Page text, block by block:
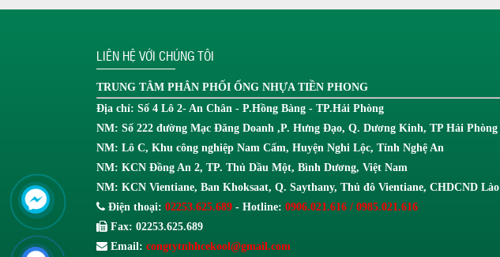
LIÊN HỆ VỚI CHÚNG TÔI
TRUNG TÂM PHÂN PHỐI ỐNG NHỰA TIỀN PHONG
Địa chỉ: Số 4 Lô 2- An Chân - P.Hồng Bàng - TP.Hải Phòng
NM: Số 222 đường Mạc Đăng Doanh ,P. Hưng Đạo, Q. Dương Kinh, TP Hải Phòng
NM: Lô C, Khu công nghiệp Nam Cấm, Huyện Nghi Lộc, Tỉnh Nghệ An
NM: KCN Đồng An 2, TP. Thủ Dầu Một, Bình Dương, Việt Nam
NM: KCN Vientiane, Ban Khoksaat, Q. Saythany, Thủ đô Vientiane, CHDCND Lào
Điện thoại: 02253.625.689 - Hotline: 0906.021.616 / 0985.021.616
Fax: 02253.625.689
Email: congtytnhhcekool@gmail.com